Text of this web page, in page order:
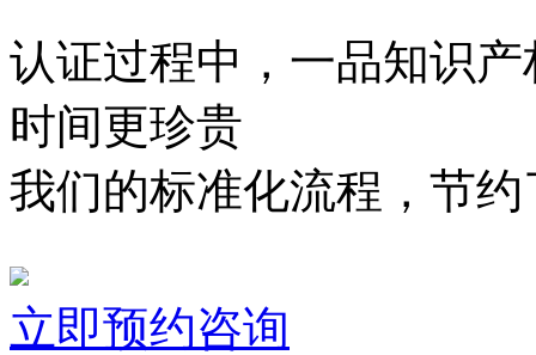
认证过程中，一品知识
时间更珍贵
我们的标准化流程，节
立即预约咨询